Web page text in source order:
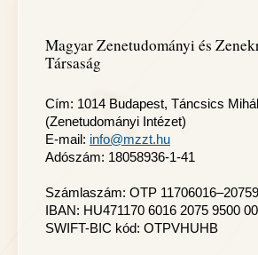
Magyar Zenetudományi és
Társaság
Cím: 1014 Budapest, Táncsics
(Zenetudományi Intézet)
E-mail: info@mzzt.hu
Adószám: 18058936-1-41
Számlaszám: OTP
IBAN: HU471170 6016 2075 9500
SWIFT-BIC kód: OTPVHUHB